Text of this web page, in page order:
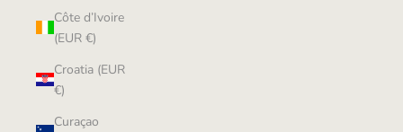
Côte d’Ivoire
(EUR €)
Croatia (EUR
€)
Curaçao